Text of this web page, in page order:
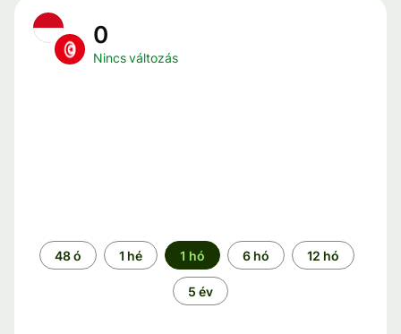
0
Nincs változás
Időszak
48 ó 1 hé 1 hó 6 hó 12 hó
5 év